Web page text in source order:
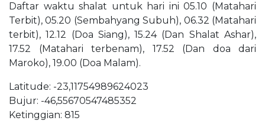
Daftar waktu shalat untuk hari ini 05.10 (Matahari
Terbit), 05.20 (Sembahyang Subuh), 06.32 (Matahari
terbit), 12.12 (Doa Siang), 15.24 (Dan Shalat Ashar),
17.52 (Matahari terbenam), 17.52 (Dan doa dari
Maroko), 19.00 (Doa Malam).
Latitude: -23,11754989624023
Bujur: -46,55670547485352
Ketinggian: 815